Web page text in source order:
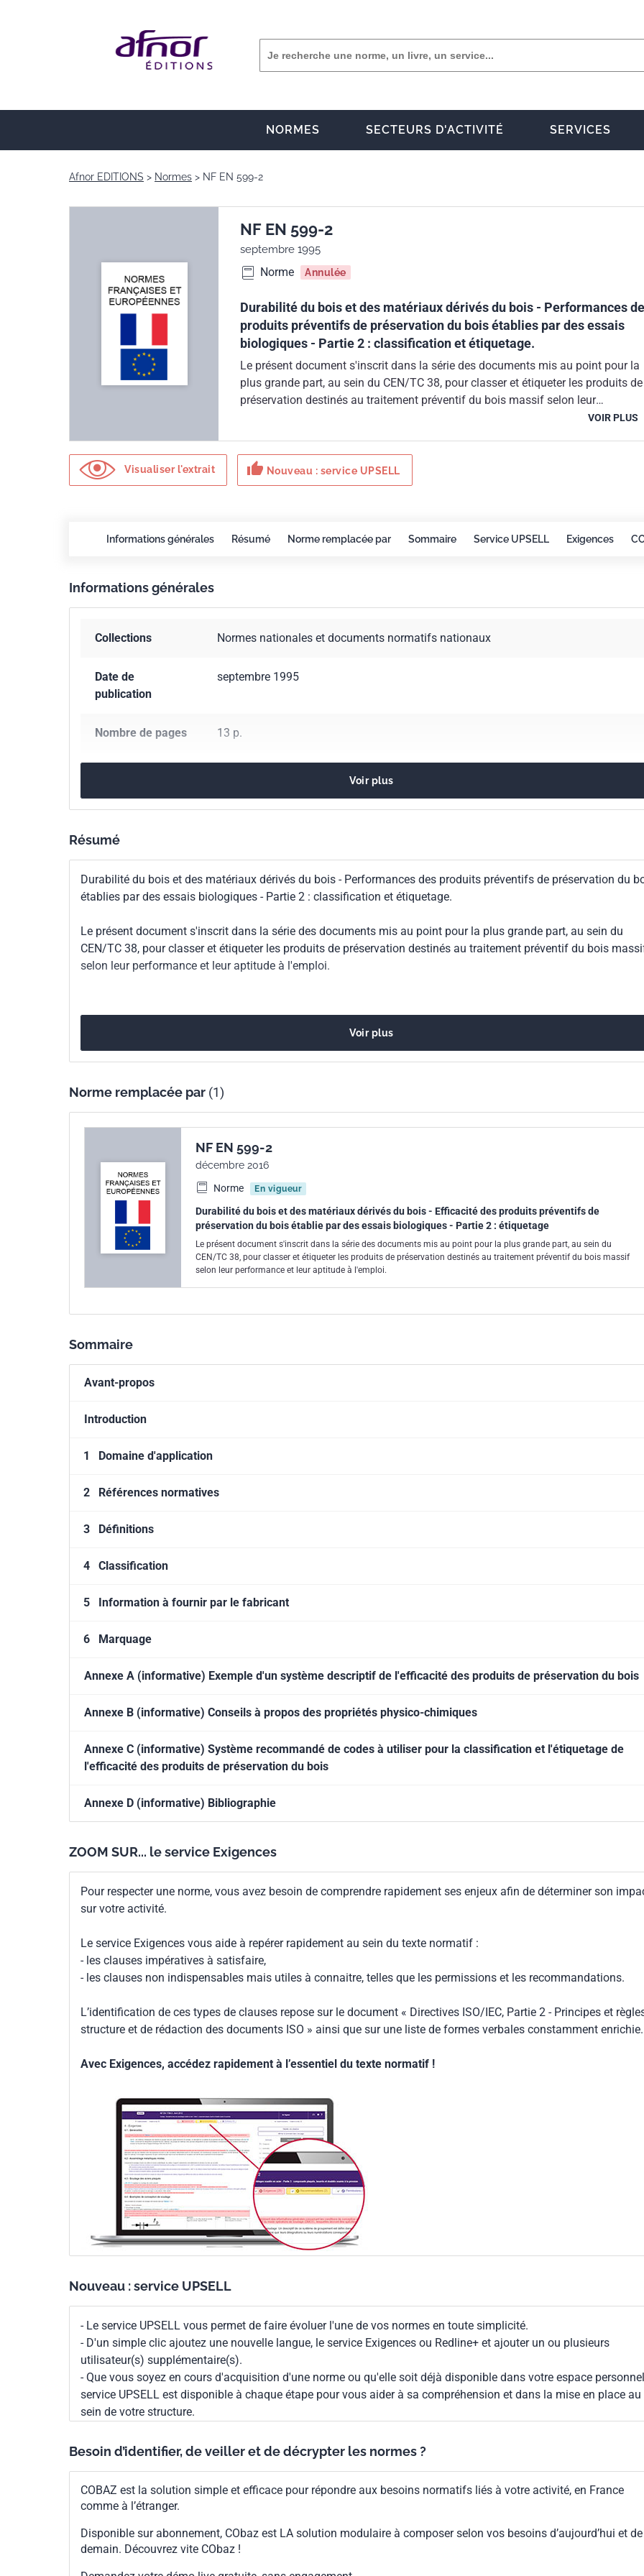
NORMES SECTEURS D'ACTIVITÉ SERVICES
Afnor EDITIONS Normes NF EN 599-2
NF EN 599-2
septembre 1995
Norme Annulée
Durabilité du bois et des matériaux dérivés du bois - Performances
produits préventifs de préservation du bois établies par des essais
biologiques - Partie 2 : classification et étiquetage.
Le présent document s'inscrit dans la série des documents mis au point pour la
plus grande part, au sein du CEN/TC 38, pour classer et étiqueter les produits de
préservation destinés au traitement préventif du bois massif selon leur
VOIR PLUS
Visualiser l'extrait thumb_up Nouveau : service UPSELL
Informations générales Résumé Norme remplacée par Sommaire Service UPSELL Exigences
Informations générales
Collections Normes nationales et documents normatifs nationaux
Date de
publication
septembre 1995
Nombre de pages 13 p.
Codes ICS 71.100.50Produits de protection du bois
Numéro de tirage 1 - septembre 1995
Parenté
européenne
EN 599-2:1995
Voir plus
Résumé
Durabilité du bois et des matériaux dérivés du bois - Performances des produits préventifs de préservation du
établies par des essais biologiques - Partie 2 : classification et étiquetage.
Le présent document s'inscrit dans la série des documents mis au point pour la plus grande part, au sein du
CEN/TC 38, pour classer et étiqueter les produits de préservation destinés au traitement préventif du bois
selon leur performance et leur aptitude à l'emploi.
Voir plus
Norme remplacée par (1)
NF EN 599-2
décembre 2016
Norme
En vigueur
Durabilité du bois et des matériaux dérivés du bois - Efficacité des produits préventifs de
préservation du bois établie par des essais biologiques - Partie 2 : étiquetage
Le présent document s'inscrit dans la série des documents mis au point pour la plus grande part, au sein du
CEN/TC 38, pour classer et étiqueter les produits de préservation destinés au traitement préventif du bois massif
selon leur performance et leur aptitude à l'emploi.
Sommaire
Avant-propos
Introduction
1 Domaine d'application
2 Références normatives
3 Définitions
4 Classification
5 Information à fournir par le fabricant
6 Marquage
Annexe A (informative) Exemple d'un système descriptif de l'efficacité des produits de préservation du bois
Annexe B (informative) Conseils à propos des propriétés physico-chimiques
Annexe C (informative) Système recommandé de codes à utiliser pour la classification et l'étiquetage de
l'efficacité des produits de préservation du bois
Annexe D (informative) Bibliographie
ZOOM SUR... le service Exigences
Pour respecter une norme, vous avez besoin de comprendre rapidement ses enjeux afin de déterminer son
sur votre activité.
Le service Exigences vous aide à repérer rapidement au sein du texte normatif :
- les clauses impératives à satisfaire,
- les clauses non indispensables mais utiles à connaitre, telles que les permissions et les recommandations.
L’identification de ces types de clauses repose sur le document « Directives ISO/IEC, Partie 2 - Principes et
structure et de rédaction des documents ISO » ainsi que sur une liste de formes verbales constamment enrichie.
Avec Exigences, accédez rapidement à l’essentiel du texte normatif !
Nouveau : service UPSELL
- Le service UPSELL vous permet de faire évoluer l'une de vos normes en toute simplicité.
- D'un simple clic ajoutez une nouvelle langue, le service Exigences ou Redline+ et ajouter un ou plusieurs
utilisateur(s) supplémentaire(s).
- Que vous soyez en cours d'acquisition d'une norme ou qu'elle soit déjà disponible dans votre espace
service UPSELL est disponible à chaque étape pour vous aider à sa compréhension et dans la mise en place au
sein de votre structure.
Besoin d’identifier, de veiller et de décrypter les normes ?
COBAZ est la solution simple et efficace pour répondre aux besoins normatifs liés à votre activité, en France
comme à l’étranger.
Disponible sur abonnement, CObaz est LA solution modulaire à composer selon vos besoins d’aujourd’hui et de
demain. Découvrez vite CObaz !